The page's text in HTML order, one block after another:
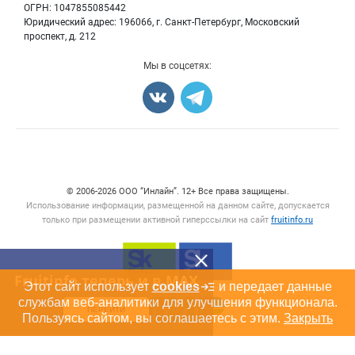
Fruitinfo теперь и в MAX
ПЕРЕЙТИ
ОГРН: 1047855085442
Юридический адрес: 196066, г. Санкт-Петербург, Московский
проспект, д. 212
Мы в соцсетях:
© 2006‑2026 ООО “Инлайн”. 12+ Все права защищены.
Использование информации, размещенной на данном сайте, допускается
только при размещении активной гиперссылки на сайт fruitinfo.ru
Этот сайт использует cookies
и передает данные
службам веб-аналитики для улучшения функционала.
Пользуясь сайтом, вы соглашаетесь с этим. Закрыть